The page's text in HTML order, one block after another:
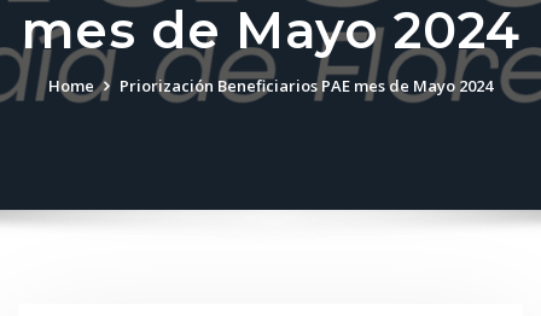
mes de Mayo 2024
Home Priorización Beneficiarios PAE mes de Mayo 2024